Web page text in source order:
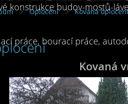
konstrukce budov-mostů-
práce, bourací práce,
Oplocení Kovaná oplocení
Kovaná